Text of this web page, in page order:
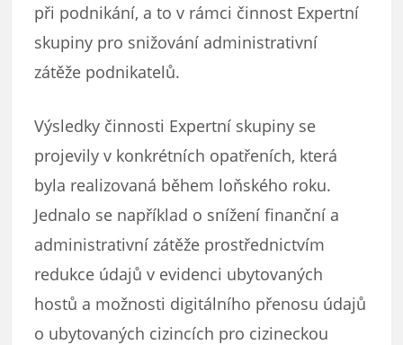
při podnikání, a to v rámci činnost Expertní
skupiny pro snižování administrativní
zátěže podnikatelů.
Výsledky činnosti Expertní skupiny se
projevily v konkrétních opatřeních, která
byla realizovaná během loňského roku.
Jednalo se například o snížení finanční a
administrativní zátěže prostřednictvím
redukce údajů v evidenci ubytovaných
hostů a možnosti digitálního přenosu údajů
o ubytovaných cizincích pro cizineckou